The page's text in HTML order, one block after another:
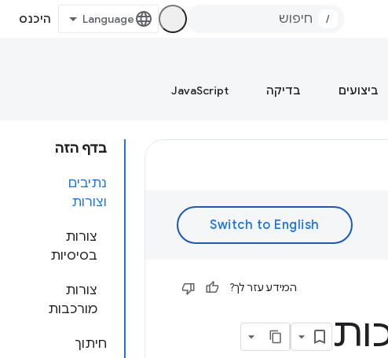
/ היכנס
ביצועים בדיקה JavaScript
בדף הזה
נתיבים
וצורות
צורות
בסיסיות
צורות
מורכבות
חיתוך
המידע עזר לך?